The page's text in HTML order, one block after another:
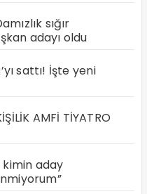
sığır
adayı oldu
sattı! İşte yeni
AMFİ TİYATRO
kimin aday